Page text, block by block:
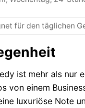
für den täglichen
ist mehr als
von einem
luxuriöse Note